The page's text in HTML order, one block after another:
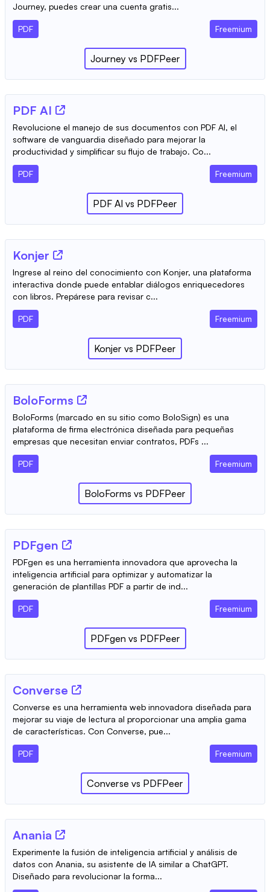
Journey, puedes crear una cuenta gratis...
PDF Freemium
Journey vs PDFPeer
PDF AI
Revolucione el manejo de sus documentos con PDF AI, el
software de vanguardia diseñado para mejorar la
productividad y simplificar su flujo de trabajo. Co...
PDF Freemium
PDF AI vs PDFPeer
Konjer
Ingrese al reino del conocimiento con Konjer, una plataforma
interactiva donde puede entablar diálogos enriquecedores
con libros. Prepárese para revisar c...
PDF Freemium
Konjer vs PDFPeer
BoloForms
BoloForms (marcado en su sitio como BoloSign) es una
plataforma de firma electrónica diseñada para pequeñas
empresas que necesitan enviar contratos, PDFs ...
PDF Freemium
BoloForms vs PDFPeer
PDFgen
PDFgen es una herramienta innovadora que aprovecha la
inteligencia artificial para optimizar y automatizar la
generación de plantillas PDF a partir de ind...
PDF Freemium
PDFgen vs PDFPeer
Converse
Converse es una herramienta web innovadora diseñada para
mejorar su viaje de lectura al proporcionar una amplia gama
de características. Con Converse, pue...
PDF Freemium
Converse vs PDFPeer
Anania
Experimente la fusión de inteligencia artificial y análisis de
datos con Anania, su asistente de IA similar a ChatGPT.
Diseñado para revolucionar la forma...